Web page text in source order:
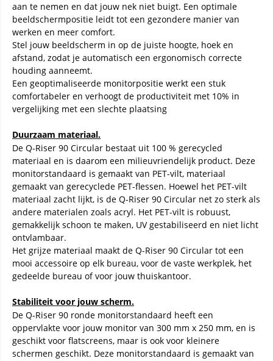
aan te nemen en dat jouw nek niet buigt. Een optimale
beeldschermpositie leidt tot een gezondere manier van
werken en meer comfort.
Stel jouw beeldscherm in op de juiste hoogte, hoek en
afstand, zodat je automatisch een ergonomisch correcte
houding aanneemt.
Een geoptimaliseerde monitorpositie werkt een stuk
comfortabeler en verhoogt de productiviteit met 10% in
vergelijking met een slechte plaatsing
Duurzaam materiaal.
De Q-Riser 90 Circular bestaat uit 100 % gerecycled
materiaal en is daarom een milieuvriendelijk product. Deze
monitorstandaard is gemaakt van PET-vilt, materiaal
gemaakt van gerecyclede PET-flessen. Hoewel het PET-vilt
materiaal zacht lijkt, is de Q-Riser 90 Circular net zo sterk als
andere materialen zoals acryl. Het PET-vilt is robuust,
gemakkelijk schoon te maken, UV gestabiliseerd en niet licht
ontvlambaar.
Het grijze materiaal maakt de Q-Riser 90 Circular tot een
mooi accessoire op elk bureau, voor de vaste werkplek, het
gedeelde bureau of voor jouw thuiskantoor.
Stabiliteit voor jouw scherm.
De Q-Riser 90 ronde monitorstandaard heeft een
oppervlakte voor jouw monitor van 300 mm x 250 mm, en is
geschikt voor flatscreens, maar is ook voor kleinere
schermen geschikt. Deze monitorstandaard is gemaakt van